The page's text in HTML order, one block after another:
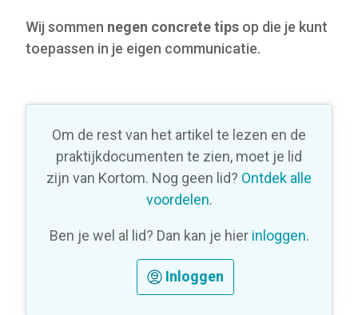
Wij sommen negen concrete tips op die je kunt
toepassen in je eigen communicatie.
Om de rest van het artikel te lezen en de
praktijkdocumenten te zien, moet je lid
zijn van Kortom. Nog geen lid? Ontdek alle
voordelen.
Ben je wel al lid? Dan kan je hier inloggen.
Inloggen